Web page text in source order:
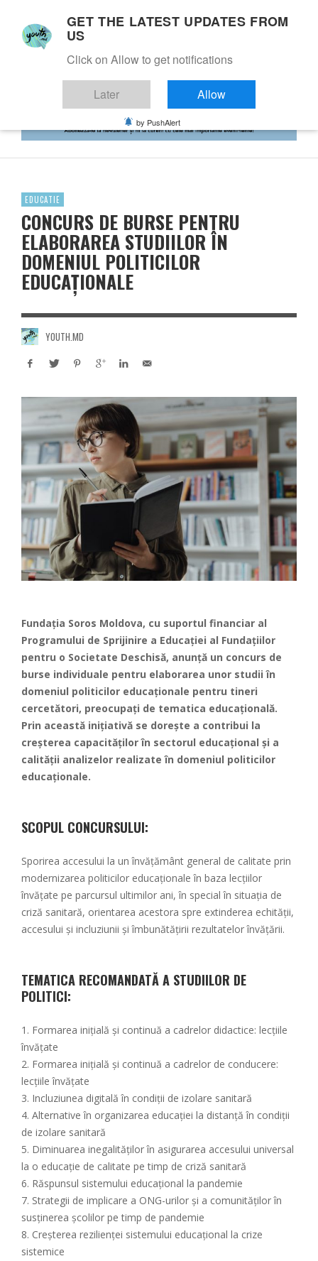
EDUCATIE
CONCURS DE BURSE PENTRU
ELABORAREA STUDIILOR ÎN
DOMENIUL POLITICILOR
EDUCAȚIONALE
YOUTH.MD
Fundația Soros Moldova, cu suportul financiar al
Programului de Sprijinire a Educației al Fundațiilor
pentru o Societate Deschisă, anunță un concurs de
burse individuale pentru elaborarea unor studii în
domeniul politicilor educaționale pentru tineri
cercetători, preocupați de tematica educațională.
Prin această inițiativă se dorește a contribui la
creșterea capacităților în sectorul educațional și a
calității analizelor realizate în domeniul politicilor
educaționale.
SCOPUL CONCURSULUI:
Sporirea accesului la un învățământ general de calitate prin
modernizarea politicilor educaționale în baza lecțiilor
învățate pe parcursul ultimilor ani, în special în situația de
criză sanitară, orientarea acestora spre extinderea echității,
accesului și incluziunii și îmbunătățirii rezultatelor învățării.
TEMATICA RECOMANDATĂ A STUDIILOR DE
POLITICI:
1. Formarea inițială și continuă a cadrelor didactice: lecțiile
învățate
2. Formarea inițială și continuă a cadrelor de conducere:
lecțiile învățate
3. Incluziunea digitală în condiții de izolare sanitară
4. Alternative în organizarea educației la distanță în condiții
de izolare sanitară
5. Diminuarea inegalităților în asigurarea accesului universal
la o educație de calitate pe timp de criză sanitară
6. Răspunsul sistemului educațional la pandemie
7. Strategii de implicare a ONG-urilor și a comunităților în
susținerea școlilor pe timp de pandemie
8. Creșterea rezilienței sistemului educațional la crize
sistemice
GET THE LATEST UPDATES FROM
US
Click on Allow to get notifications
Later Allow
by PushAlert